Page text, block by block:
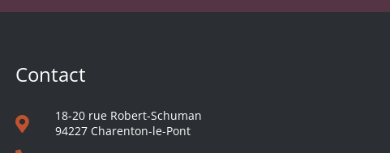
Contact
18-20 rue Robert-Schuman
94227 Charenton-le-Pont